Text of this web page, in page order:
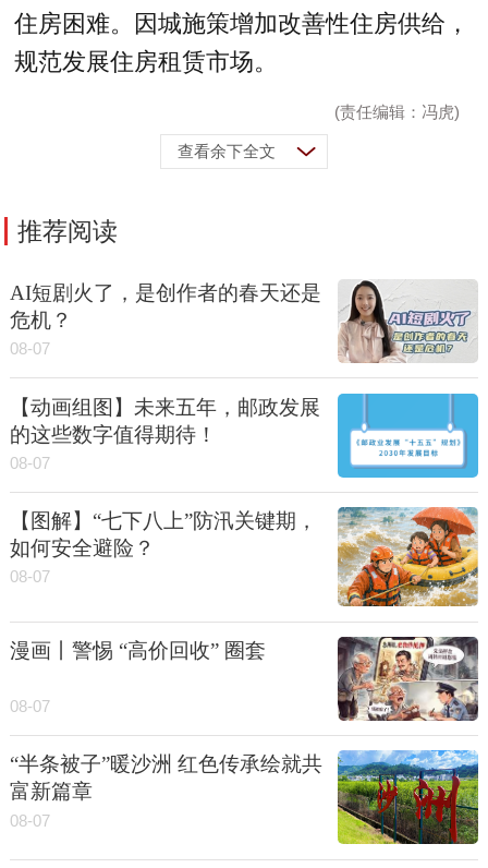
住房困难。因城施策增加改善性住房供给，
规范发展住房租赁市场。
(责任编辑：冯虎)
查看余下全文
推荐阅读
AI短剧火了，是创作者的春天还是
危机？
08-07
【动画组图】未来五年，邮政发展
的这些数字值得期待！
08-07
【图解】“七下八上”防汛关键期，
如何安全避险？
08-07
漫画丨警惕 “高价回收” 圈套
08-07
“半条被子”暖沙洲 红色传承绘就共
富新篇章
08-07